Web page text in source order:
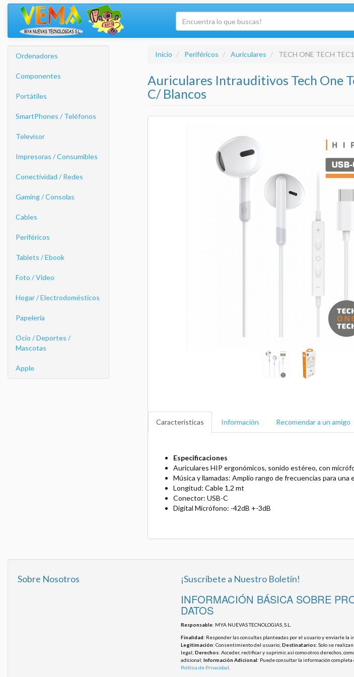
Ordenadores
Componentes
Portátiles
SmartPhones / Teléfonos
Televisor
Impresoras / Consumibles
Conectividad / Redes
Gaming / Consolas
Cables
Periféricos
Tablets / Ebook
Foto / Video
Hogar / Electrodomésticos
Papelería
Ocio / Deportes /
Mascotas
Apple
Inicio Periféricos Auriculares TECH ONE TECH
Auriculares Intrauditivos Tech One
C/ Blancos
Características Información Recomendar a un amigo
Especificaciones
Auriculares HIP ergonómicos, sonido estéreo, con
Música y llamadas: Amplio rango de frecuencias para una
Longitud: Cable 1,2 mt
Conector: USB-C
Digital Micrófono: -42dB +-3dB
Sobre Nosotros ¡Suscríbete a Nuestro Boletín!
INFORMACIÓN BÁSICA SOBRE
DATOS
Responsable: MYA NUEVAS TECNOLOGIAS, S.L.
Finalidad: Responder las consultas planteadas por el usuario y enviarle la
Legitimación: Consentimiento del usuario; Destinatarios: Solo se
legal; Derechos: Acceder, rectificar y suprimir, así como otros derechos,
adicional; Información Adicional: Puede consultar la información
Política de Privacidad